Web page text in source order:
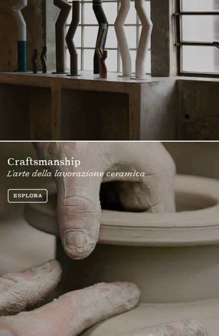
Craftsmanship
L'arte della lavorazione ceramica
Esplora